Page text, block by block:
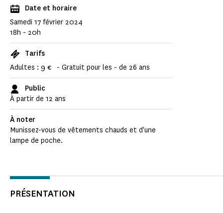
Date et horaire
Samedi 17 février 2024
18h - 20h
Tarifs
Adultes : 9 € - Gratuit pour les - de 26 ans
Public
À partir de 12 ans
À noter
Munissez-vous de vêtements chauds et d'une
lampe de poche.
PRÉSENTATION